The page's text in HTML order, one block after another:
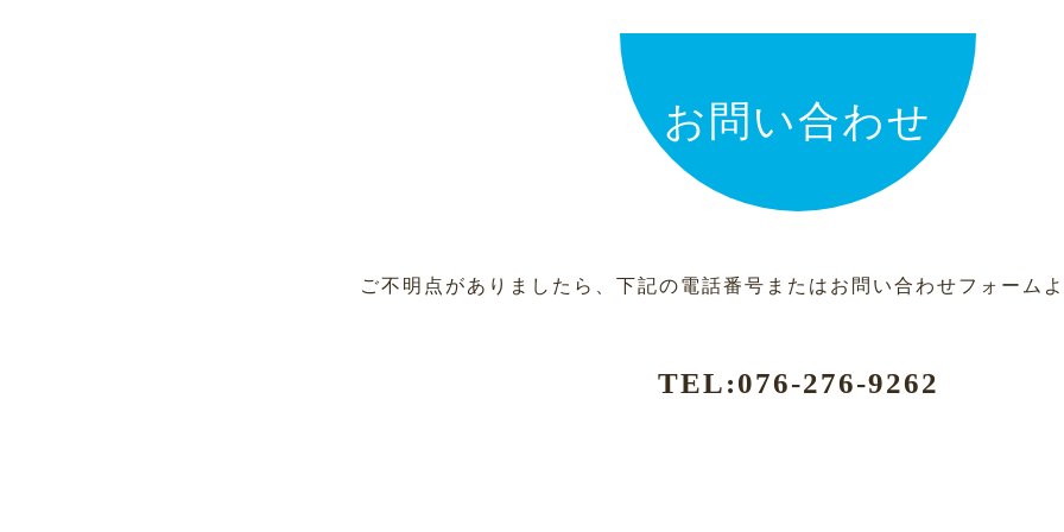
お問い合わせ
ご不明点がありましたら、下記の電話番号またはお問い合わせフォーム
TEL:076-276-9262